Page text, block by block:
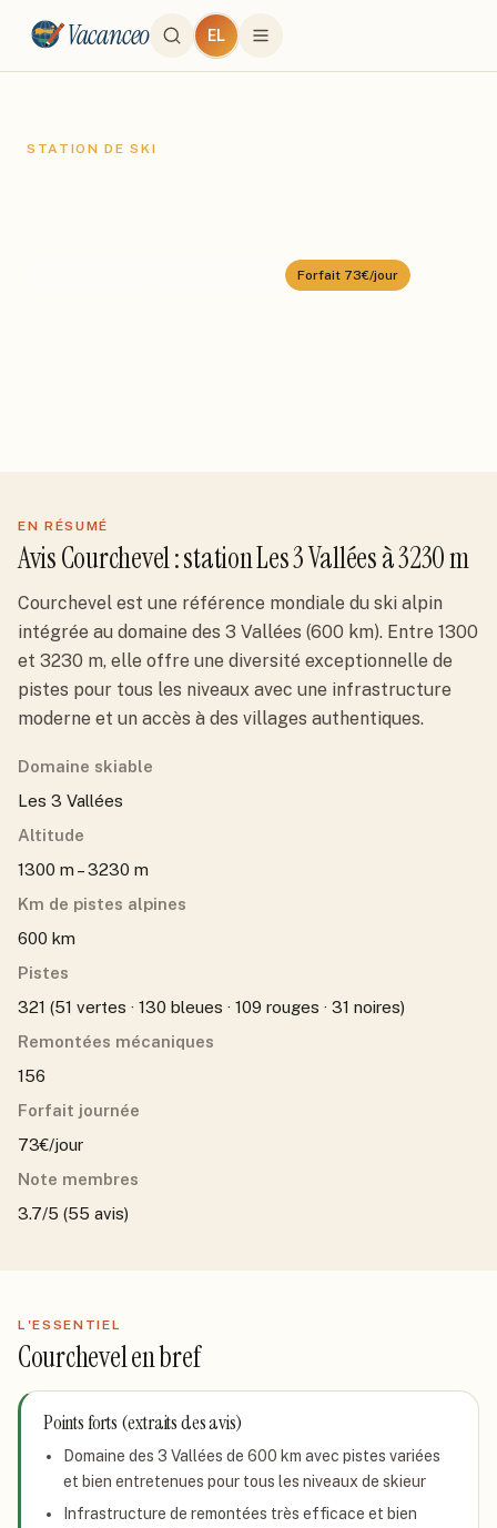
Vacanceo EL
STATION DE SKI
Forfait 73€/jour
EN RÉSUMÉ
AvisCourchevel: stationLes 3 Valléesà 3230 m
Courchevel est une référence mondiale du ski alpin
intégrée au domaine des 3 Vallées (600 km). Entre 1300
et 3230 m, elle offre une diversité exceptionnelle de
pistes pour tous les niveaux avec une infrastructure
moderne et un accès à des villages authentiques.
Domaine skiable
Les 3 Vallées
Altitude
1300 m – 3230 m
Km de pistes alpines
600 km
Pistes
321 (51 vertes · 130 bleues · 109 rouges · 31 noires)
Remontées mécaniques
156
Forfait journée
73€/jour
Note membres
3.7/5 (55 avis)
L'ESSENTIEL
Courchevelen bref
Points forts (extraits des avis)
Domaine des 3 Vallées de 600 km avec pistes variées
et bien entretenues pour tous les niveaux de skieur
Infrastructure de remontées très efficace et bien